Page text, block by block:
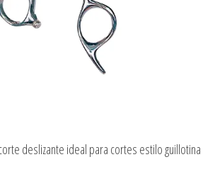
deslizante ideal para cortes estilo guillotina